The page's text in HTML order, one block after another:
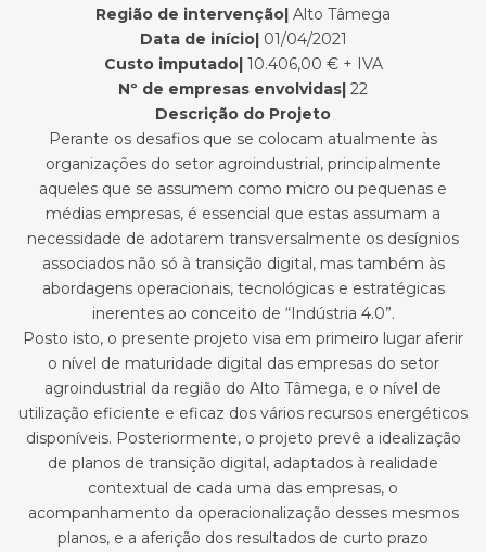
Região de intervenção| Alto Tâmega
Data de início|01/04/2021
Custo imputado|10.406,00 € + IVA
Nº de empresas envolvidas| 22
Descrição do Projeto
Perante os desafios que se colocam atualmente às
organizações do setor agroindustrial, principalmente
aqueles que se assumem como micro ou pequenas e
médias empresas, é essencial que estas assumam a
necessidade de adotarem transversalmente os desígnios
associados não só à transição digital, mas também às
abordagens operacionais, tecnológicas e estratégicas
inerentes ao conceito de “Indústria 4.0”.
Posto isto, o presente projeto visa em primeiro lugar aferir
o nível de maturidade digital das empresas do setor
agroindustrial da região do Alto Tâmega, e o nível de
utilização eficiente e eficaz dos vários recursos energéticos
disponíveis. Posteriormente, o projeto prevê a idealização
de planos de transição digital, adaptados à realidade
contextual de cada uma das empresas, o
acompanhamento da operacionalização desses mesmos
planos, e a aferição dos resultados de curto prazo